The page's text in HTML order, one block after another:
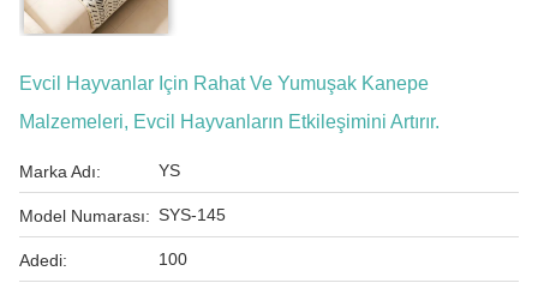
Evcil Hayvanlar Için Rahat Ve Yumuşak Kanepe
Malzemeleri, Evcil Hayvanların Etkileşimini Artırır.
Marka Adı: YS
Model Numarası: SYS-145
Adedi: 100